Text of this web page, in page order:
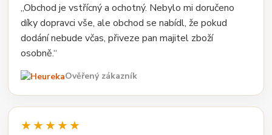
„Obchod je vstřícný a ochotný. Nebylo mi doručeno
díky dopravci vše, ale obchod se nabídl, že pokud
dodání nebude včas, přiveze pan majitel zboží
osobně.“
Ověřený zákazník
★★★★★